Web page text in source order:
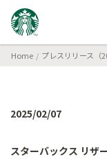
Home プレスリリース（
2025/02/07
スターバックス リザ